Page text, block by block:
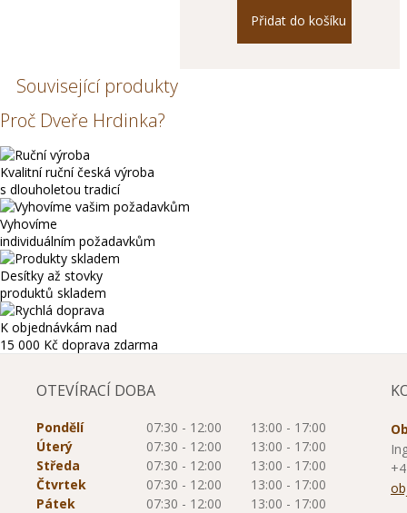
Přidat do košíku
Související produkty
Proč Dveře Hrdinka?
Kvalitní ruční česká výroba
s dlouholetou tradicí
Vyhovíme
individuálním požadavkům
Desítky až stovky
produktů skladem
K objednávkám nad
15 000 Kč doprava zdarma
OTEVÍRACÍ DOBA
Pondělí 07:30 - 12:00
13:00 - 17:00
Úterý
07:30 - 12:00
13:00 - 17:00
Středa
07:30 - 12:00
13:00 - 17:00
Čtvrtek
07:30 - 12:00
13:00 - 17:00
Pátek
07:30 - 12:00
13:00 - 17:00